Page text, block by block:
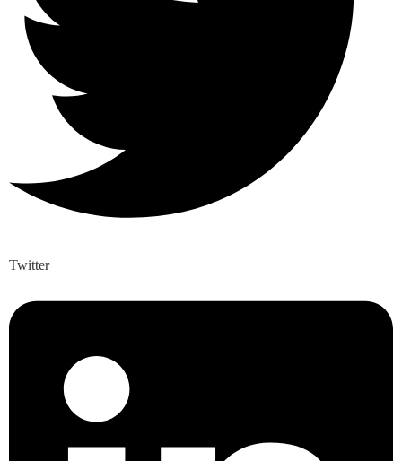
Twitter